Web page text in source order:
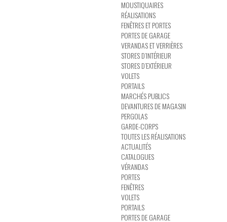
MOUSTIQUAIRES
RÉALISATIONS
FENÊTRES ET PORTES
PORTES DE GARAGE
VERANDAS ET VERRIÈRES
STORES D’INTÉRIEUR
STORES D’EXTÉRIEUR
VOLETS
PORTAILS
MARCHÉS PUBLICS
DEVANTURES DE MAGASIN
PERGOLAS
GARDE-CORPS
TOUTES LES RÉALISATIONS
ACTUALITÉS
CATALOGUES
VÉRANDAS
PORTES
FENÊTRES
VOLETS
PORTAILS
PORTES DE GARAGE